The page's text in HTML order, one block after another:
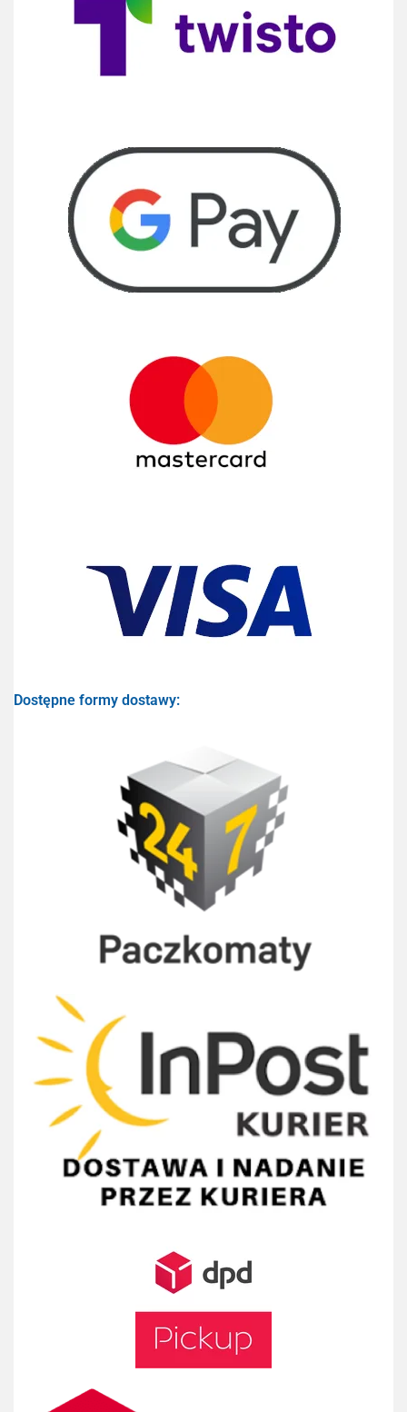
Dostępne formy dostawy: